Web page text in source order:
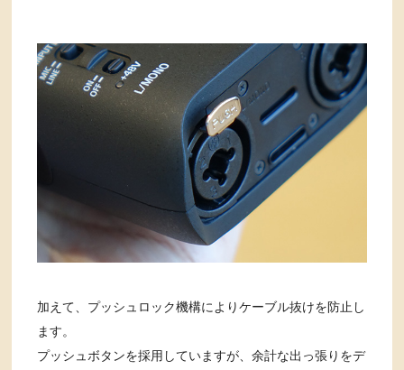
加えて、プッシュロック機構によりケーブル抜けを防止し
ます。
プッシュボタンを採用していますが、余計な出っ張りをデ